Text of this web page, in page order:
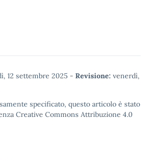
12 settembre 2025 - Revisione: venerdì,
specificato, questo articolo è stato
Creative Commons Attribuzione 4.0